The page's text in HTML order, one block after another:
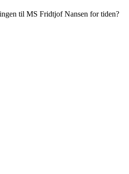
til MS Fridtjof Nansen for tiden?